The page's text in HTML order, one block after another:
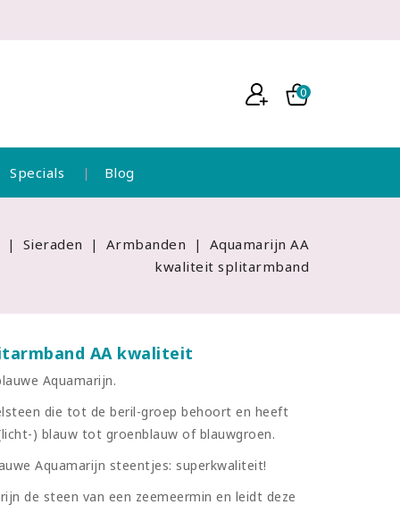
0
Specials Blog
Sieraden Armbanden
Aquamarijn AA
kwaliteit splitarmband
AA kwaliteit
Aquamarijn.
die tot de beril-groep behoort en heeft
) blauw tot groenblauw of blauwgroen.
Aquamarijn steentjes: superkwaliteit!
de steen van een zeemeermin en leidt deze